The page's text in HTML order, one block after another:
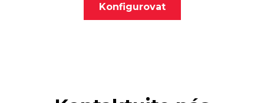
Konfigurovat